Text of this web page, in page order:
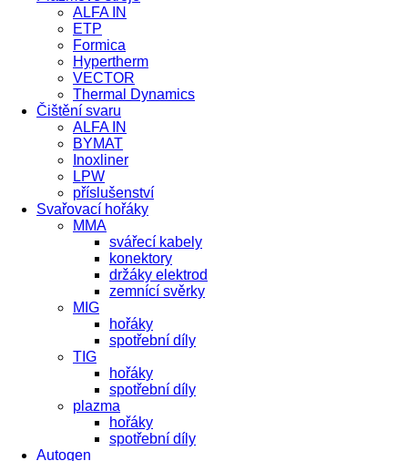
ALFA IN
ETP
Formica
Hypertherm
VECTOR
Thermal Dynamics
Čištění svaru
ALFA IN
BYMAT
Inoxliner
LPW
příslušenství
Svařovací hořáky
MMA
svářecí kabely
konektory
držáky elektrod
zemnící svěrky
MIG
hořáky
spotřební díly
TIG
hořáky
spotřební díly
plazma
hořáky
spotřební díly
Autogen